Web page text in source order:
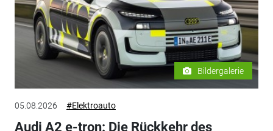
Bildergalerie
05.08.2026 #Elektroauto
Audi A2 e-tron: Die Rückkehr des